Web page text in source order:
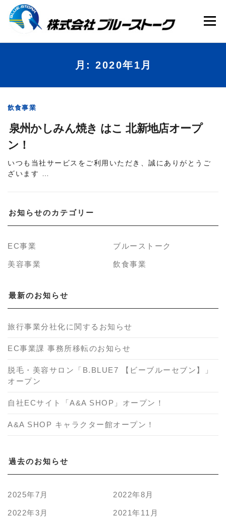
メニュー
会社案内 事業内容
WEB制作代行
月:2020年1月
飲食事業
泉州かしみん焼き はこ 北新地店オープ
ン！
いつも当社サービスをご利用いただき、誠にありがとうご
ざいます …
お知らせのカテゴリー
EC事業 ブルーストーク
美容事業 飲食事業
最新のお知らせ
旅行事業分社化に関するお知らせ
EC事業課 事務所移転のお知らせ
脱毛・美容サロン「B.BLUE7 【ビーブルーセブン】」
オープン
自社ECサイト「A&A SHOP」オープン！
A&A SHOP キャラクター館オープン！
過去のお知らせ
2025年7月 2022年8月
2022年3月 2021年11月